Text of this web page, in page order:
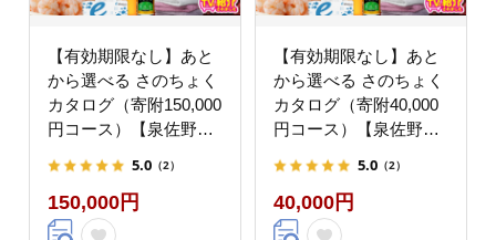
【有効期限なし】あと
から選べる さのちょく
カタログ（寄附150,000
円コース）【泉佐野市
以上 高評価 肉 ビール
海鮮 野菜 定期便 タオ
ル ティッシュ 後から
5.0 （2）
150,000円
【有効期限なし】あと
から選べる さのちょく
カタログ（寄附40,000
円コース）【泉佐野市
以上 高評価 肉 ビール
海鮮 野菜 定期便 タオ
ル ティッシュ 後から
5.0 （2）
40,000円